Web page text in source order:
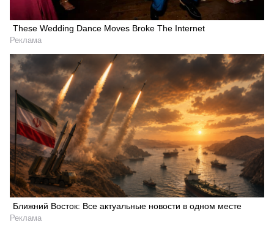
Искать
These Wedding Dance Moves Broke The Internet
Реклама
Ближний Восток: Все актуальные новости в одном месте
Реклама